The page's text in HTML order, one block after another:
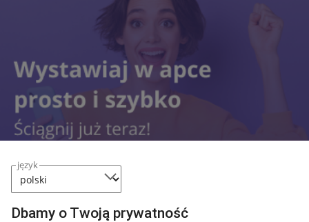
język
Dbamy o Twoją prywatność